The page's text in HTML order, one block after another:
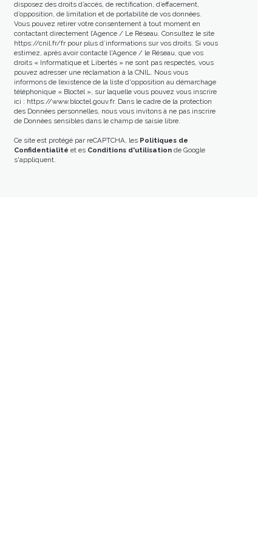
disposez des droits d’accès, de rectification, d’effacement,
d’opposition, de limitation et de portabilité de vos données.
Vous pouvez retirer votre consentement à tout moment en
contactant directement l’Agence / Le Réseau. Consultez le site
https://cnil.fr/frpour plus d’informations sur vos droits. Si vous
estimez, après avoir contacté l'Agence / le Réseau, que vos
droits « Informatique et Libertés » ne sont pas respectés, vous
pouvez adresser une réclamation à la CNIL. Nous vous
informons de l’existence de la liste d'opposition au démarchage
téléphonique « Bloctel », sur laquelle vous pouvez vous inscrire
ici : https://www.bloctel.gouv.fr. Dans le cadre de la protection
des Données personnelles, nous vous invitons à ne pas inscrire
de Données sensibles dans le champ de saisie libre.
Ce site est protégé par reCAPTCHA, les Politiques de
Confidentialité et es Conditions d'utilisationde Google
s'appliquent.